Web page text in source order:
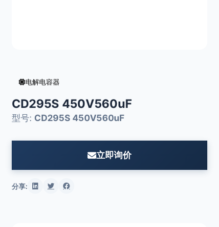
电解电容器
CD295S 450V560uF
型号: CD295S 450V560uF
立即询价
分享: